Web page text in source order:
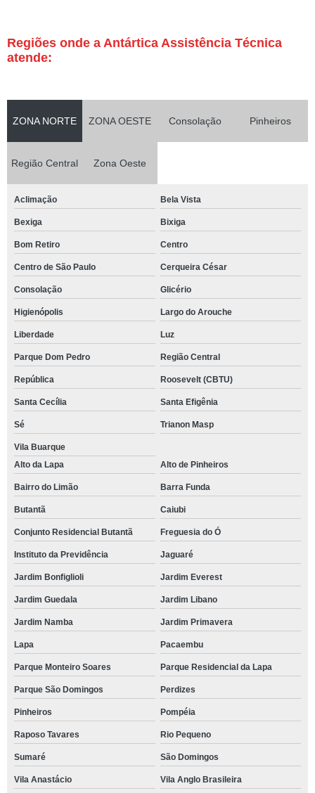
Regiões onde a Antártica Assistência Técnica
atende:
ZONA NORTE ZONA OESTE Consolação Pinheiros
Região Central Zona Oeste
Aclimação Bela Vista
Bexiga Bixiga
Bom Retiro Centro
Centro de São Paulo Cerqueira César
Consolação Glicério
Higienópolis Largo do Arouche
Liberdade Luz
Parque Dom Pedro Região Central
República Roosevelt (CBTU)
Santa Cecília Santa Efigênia
Sé Trianon Masp
Vila Buarque
Alto da Lapa
Alto de Pinheiros
Bairro do Limão Barra Funda
Butantã Caiubi
Conjunto Residencial Butantã Freguesia do Ó
Instituto da Previdência Jaguaré
Jardim Bonfiglioli Jardim Everest
Jardim Guedala Jardim Libano
Jardim Namba Jardim Primavera
Lapa Pacaembu
Parque Monteiro Soares Parque Residencial da Lapa
Parque São Domingos Perdizes
Pinheiros Pompéia
Raposo Tavares Rio Pequeno
Sumaré São Domingos
Vila Anastácio Vila Anglo Brasileira